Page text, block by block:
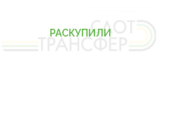
РАСКУПИЛИ